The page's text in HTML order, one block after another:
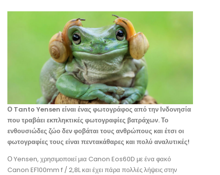
ΕΝΑΛΛΑΚΤΙΚΑ
ΑΥΤΑΡΚΕΙΑ
ΚΑΛΛΙΕΡΓΕΙΕΣ
Ο Tanto Yensen είναι ένας φωτογράφος από την Ινδονησία
που τραβάει εκπληκτικές φωτογραφίες βατράχων. Το
ενθουσιώδες ζώο δεν φοβάται τους ανθρώπους και έτσι οι
φωτογραφίες τους είναι πεντακάθαρες και πολύ αναλυτικές!
Ο Yensen, χρησιμοποιεί μια Canon Eos60D με ένα φακό
Canon EF100mm f / 2,8L και έχει πάρα πολλές λήψεις στην